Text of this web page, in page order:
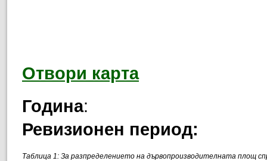
Отвори карта
Година:
Ревизионен период:
Таблица 1: За разпределението на дървопроизводителната площ